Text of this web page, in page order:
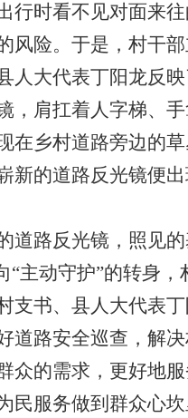
行时看不见对面来往
风险。于是，村干
人大代表丁阳龙反映
，肩扛着人字梯、
在乡村道路旁边的
新的道路反光镜便
道路反光镜，照见
“主动守护”的转身
支书、县人大代表
道路安全巡查，解
众的需求，更好地服
民服务做到群众心坎